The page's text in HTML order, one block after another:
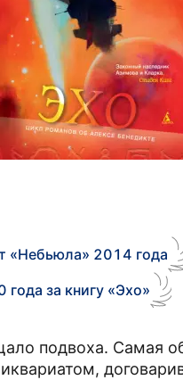
подвоха. Самая
«Небьюла» 2014 года
за книгу «Эхо»